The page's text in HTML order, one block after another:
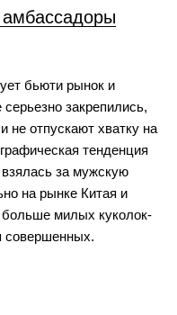
бьюти рынок и
закрепились,
не отпускают хватку на
тенденция
за мужскую
на рынке Китая и
больше милых куколок-
совершенных.